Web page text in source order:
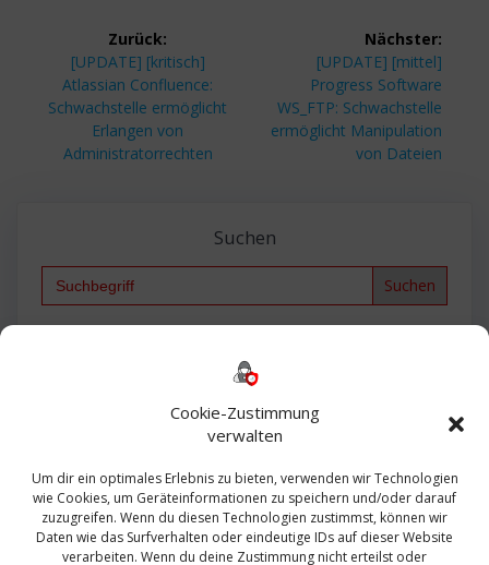
Cookie-Zustimmung
verwalten
Um dir ein optimales Erlebnis zu bieten, verwenden wir Technologien
wie Cookies, um Geräteinformationen zu speichern und/oder darauf
zuzugreifen. Wenn du diesen Technologien zustimmst, können wir
Daten wie das Surfverhalten oder eindeutige IDs auf dieser Website
verarbeiten. Wenn du deine Zustimmung nicht erteilst oder
Beitragsnavigation
Zurück:
Vorheriger
Beitrag:
[UPDATE] [kritisch]
Atlassian Confluence:
Schwachstelle ermöglicht
Erlangen von
Administratorrechten
Nächster:
Nächster
Beitrag:
[UPDATE] [mittel]
Progress Software
WS_FTP: Schwachstelle
ermöglicht Manipulation
von Dateien
Suchen
Search
Bautagebuch
Exchange firewall Fritzbox
Microsoft
Sanierung SBS Security Server Sicherheit
Sicherung SIEM Sophos SSL Ubuntu
Update Upgrade UTM VCenter VCSA Veeam